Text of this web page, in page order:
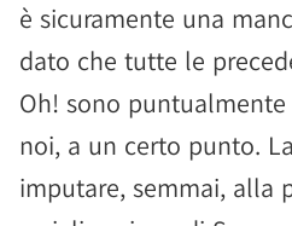
è sicuramente una
dato che tutte le
Oh! sono
noi, a un certo punto.
imputare, semmai, alla